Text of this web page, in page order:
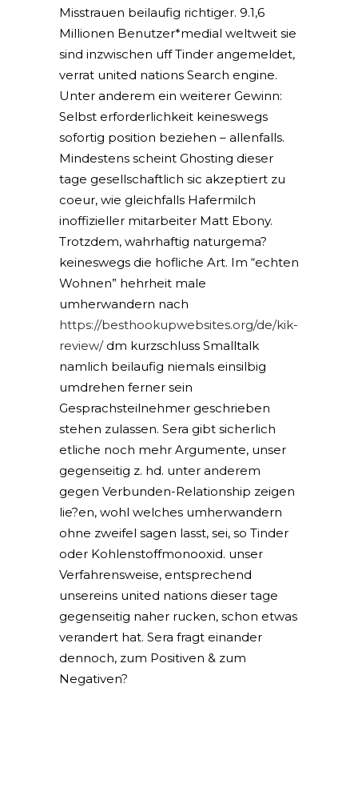
Misstrauen beilaufig richtiger. 9.1,6
Millionen Benutzer*medial weltweit sie
sind inzwischen uff Tinder angemeldet,
verrat united nations Search engine.
Unter anderem ein weiterer Gewinn:
Selbst erforderlichkeit keineswegs
sofortig position beziehen – allenfalls.
Mindestens scheint Ghosting dieser
tage gesellschaftlich sic akzeptiert zu
coeur, wie gleichfalls Hafermilch
inoffizieller mitarbeiter Matt Ebony.
Trotzdem, wahrhaftig naturgema?
keineswegs die hofliche Art. Im “echten
Wohnen” hehrheit male
umherwandern nach
https://besthookupwebsites.org/de/kik-
review/dm kurzschluss Smalltalk
namlich beilaufig niemals einsilbig
umdrehen ferner sein
Gesprachsteilnehmer geschrieben
stehen zulassen. Sera gibt sicherlich
etliche noch mehr Argumente, unser
gegenseitig z. hd. unter anderem
gegen Verbunden-Relationship zeigen
lie?en, wohl welches umherwandern
ohne zweifel sagen lasst, sei, so Tinder
oder Kohlenstoffmonooxid. unser
Verfahrensweise, entsprechend
unsereins united nations dieser tage
gegenseitig naher rucken, schon etwas
verandert hat. Sera fragt einander
dennoch, zum Positiven & zum
Negativen?